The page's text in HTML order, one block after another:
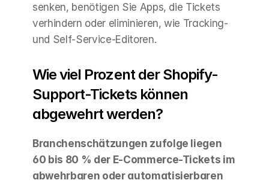
senken, benötigen Sie Apps, die Tickets
verhindern oder eliminieren, wie Tracking-
und Self-Service-Editoren.
Wie viel Prozent der Shopify-
Support-Tickets können
abgewehrt werden?
Branchenschätzungen zufolge liegen
60 bis 80 % der E-Commerce-Tickets im
abwehrbaren oder automatisierbaren